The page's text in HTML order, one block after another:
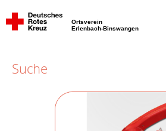
Ortsverein
Erlenbach-Binswangen
Suche